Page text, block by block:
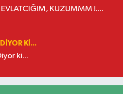
KUZUMMM !....
KI...
ki...